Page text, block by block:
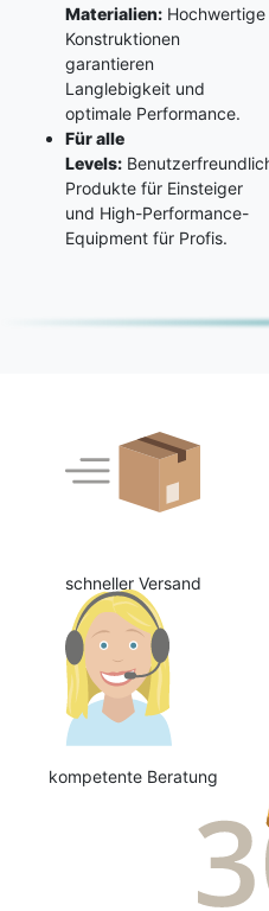
Materialien: Hochwertige
Konstruktionen
garantieren
Langlebigkeit und
optimale Performance.
Für alle
Levels:
Produkte für Einsteiger
und High-Performance-
Equipment für Profis.
schneller Versand
kompetente Beratung